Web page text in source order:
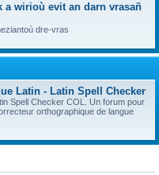
a wirioù evit an darn vrasañ
dre-vras
Latin - Latin Spell Checker
Spell Checker COL. Un forum pour
orthographique de langue